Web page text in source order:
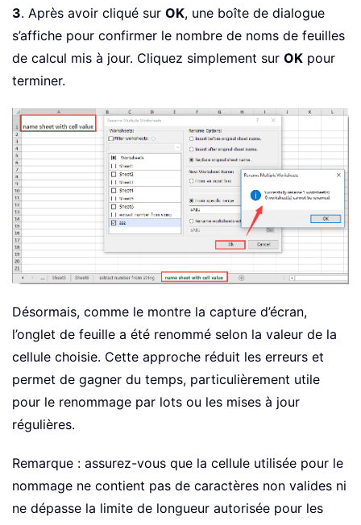
3. Après avoir cliqué sur OK, une boîte de dialogue
s’affiche pour confirmer le nombre de noms de feuilles
de calcul mis à jour. Cliquez simplement sur OK pour
terminer.
Désormais, comme le montre la capture d’écran,
l’onglet de feuille a été renommé selon la valeur de la
cellule choisie. Cette approche réduit les erreurs et
permet de gagner du temps, particulièrement utile
pour le renommage par lots ou les mises à jour
régulières.
Remarque : assurez-vous que la cellule utilisée pour le
nommage ne contient pas de caractères non valides ni
ne dépasse la limite de longueur autorisée pour les